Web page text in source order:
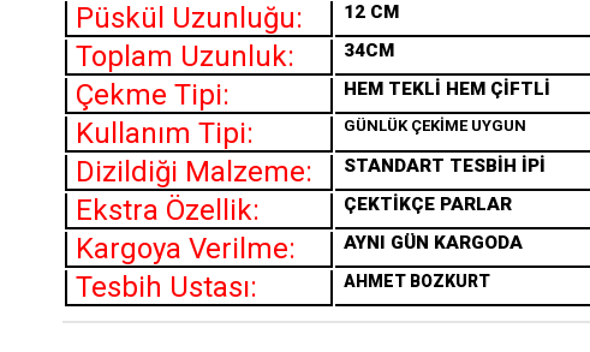
Püskül Uzunluğu: 12 CM
Toplam Uzunluk: 34CM
Çekme Tipi: HEM TEKLİ HEM ÇİFTLİ
Kullanım Tipi: GÜNLÜK ÇEKİME UYGUN
Dizildiği Malzeme: STANDART TESBİH İPİ
Ekstra Özellik: ÇEKTİKÇE PARLAR
Kargoya Verilme: AYNI GÜN KARGODA
Tesbih Ustası: AHMET BOZKURT